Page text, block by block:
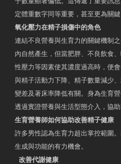
定體重數字同等重要，甚至更為關鍵
氧化壓力在精子損傷中的角色
連結不良營養與生育力的關鍵機制
內自然產生，但當肥胖、不良飲食
性壓力等因素使其濃度過高時，便
與精子活動力下降、精子數量減少
變差及著床率降低有關。身為生育
透過實證營養與生活型態介入，協助
生育營養師如何協助改善精子健康
許多男性認為生育力超出掌控範圍
生成與功能的有力機會。
改善代謝健康